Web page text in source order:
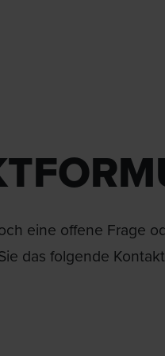
eine offene Frage
das folgende